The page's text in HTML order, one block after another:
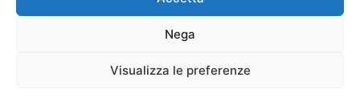
Nega
Visualizza le preferenze
© 2025 I.P.A. Italia E.T.S. n. 36463 – Via Niccolò Copernico nr.